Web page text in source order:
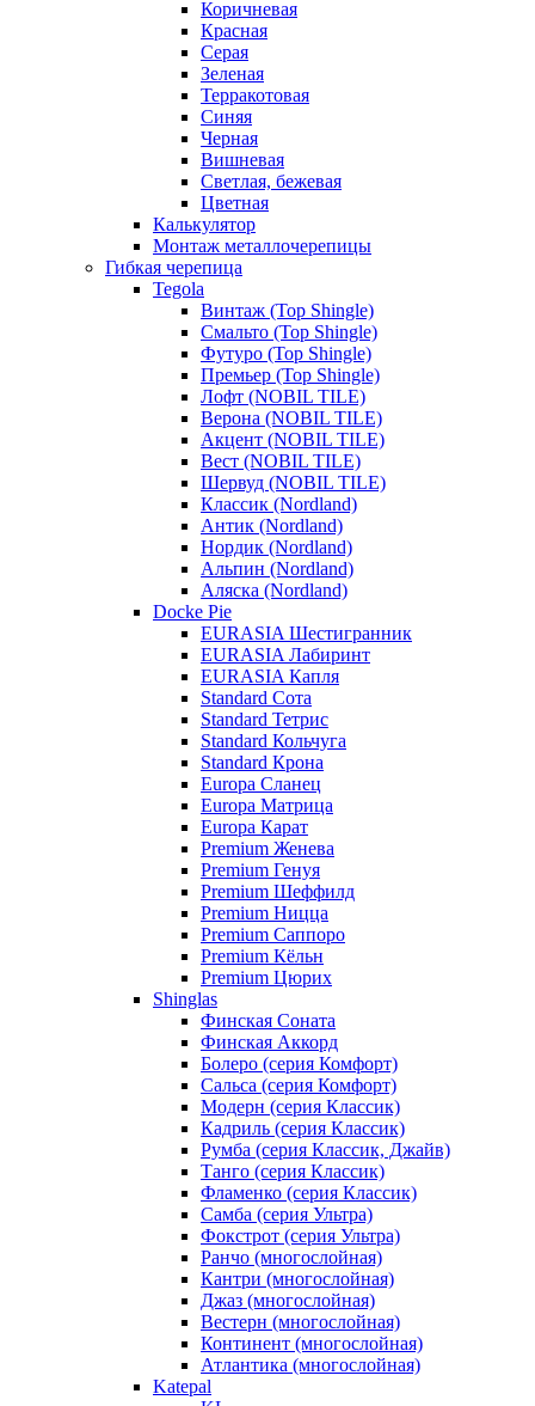
Коричневая
Красная
Серая
Зеленая
Терракотовая
Синяя
Черная
Вишневая
Светлая, бежевая
Цветная
Калькулятор
Монтаж металлочерепицы
Гибкая черепица
Tegola
Винтаж (Top Shingle)
Смальто (Top Shingle)
Футуро (Top Shingle)
Премьер (Top Shingle)
Лофт (NOBIL TILE)
Верона (NOBIL TILE)
Акцент (NOBIL TILE)
Вест (NOBIL TILE)
Шервуд (NOBIL TILE)
Классик (Nordland)
Антик (Nordland)
Нордик (Nordland)
Альпин (Nordland)
Аляска (Nordland)
Docke Pie
EURASIA Шестигранник
EURASIA Лабиринт
EURASIA Капля
Standard Сота
Standard Тетрис
Standard Кольчуга
Standard Крона
Europa Сланец
Europa Матрица
Europa Карат
Premium Женева
Premium Генуя
Premium Шеффилд
Premium Ницца
Premium Саппоро
Premium Кёльн
Premium Цюрих
Shinglas
Финская Соната
Финская Аккорд
Болеро (серия Комфорт)
Сальса (серия Комфорт)
Модерн (серия Классик)
Кадриль (серия Классик)
Румба (серия Классик, Джайв)
Танго (серия Классик)
Фламенко (серия Классик)
Самба (серия Ультра)
Фокстрот (серия Ультра)
Ранчо (многослойная)
Кантри (многослойная)
Джаз (многослойная)
Вестерн (многослойная)
Континент (многослойная)
Атлантика (многослойная)
Katepal